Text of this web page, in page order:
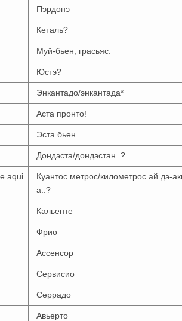
Пэрдонэ
Кеталь?
Муй-бьен, грасьяс.
Юстэ?
Энкантадо/энкантада*
Аста пронто!
Эста бьен
Дондэста/дондэстан..?
aqui
Куантос метрос/километрос ай дэ-
а..?
Кальенте
Фрио
Ассенсор
Сервисио
Серрадо
Авьерто